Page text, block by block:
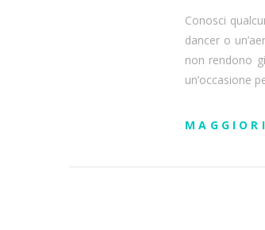
Conosci
dancer o
non rendono
un’occasione